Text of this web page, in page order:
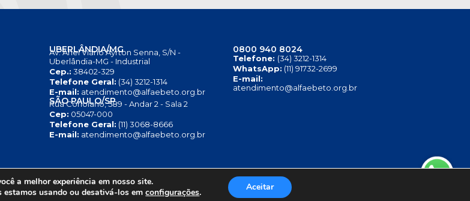
UBERLÂNDIA/MG
Av. Anel Viário Ayrton Senna, S/N -
Uberlândia-MG - Industrial
Cep.: 38402-329
Telefone Geral: (34) 3212-1314
E-mail: atendimento@alfaebeto.org.br
SÃO PAULO/SP
Rua Coriolano, 589 - Andar 2 - Sala 2
Cep: 05047-000
Telefone Geral: (11) 3068-8666
E-mail: atendimento@alfaebeto.org.br
0800 940 8024
Telefone: (34) 3212-1314
WhatsApp: (11) 91732-2699
E-mail:
atendimento@alfaebeto.org.br
SOBRE COOKIES COPYRIGHT 2025 © INSTITUTO ALFA E BETO - 08.458.084/0001-13
a melhor experiência em nosso site.
estamos usando ou desativá-los emconfigurações. Aceitar